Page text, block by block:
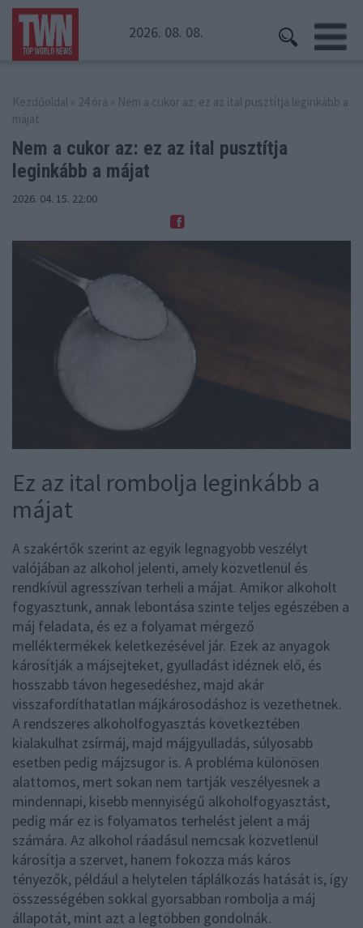
2026. 08. 08.
Kezdőoldal » 24 óra » Nem a cukor az: ez az ital pusztítja leginkább a
májat
Nem a cukor az: ez az ital pusztítja
leginkább a májat
2026. 04. 15. 22:00
Ez az ital rombolja leginkább a
májat
A szakértők szerint az egyik legnagyobb veszélyt
valójában az alkohol jelenti, amely közvetlenül és
rendkívül agresszívan terheli a májat. Amikor alkoholt
fogyasztunk, annak lebontása szinte teljes egészében a
máj feladata, és ez a folyamat mérgező
melléktermékek keletkezésével jár. Ezek az anyagok
károsítják a májsejteket, gyulladást idéznek elő, és
hosszabb távon hegesedéshez, majd akár
visszafordíthatatlan májkárosodáshoz is vezethetnek.
A rendszeres alkoholfogyasztás következtében
kialakulhat zsírmáj, majd májgyulladás, súlyosabb
esetben pedig májzsugor is. A probléma különösen
alattomos, mert sokan nem tartják veszélyesnek a
mindennapi, kisebb mennyiségű alkoholfogyasztást,
pedig már ez is folyamatos terhelést jelent a máj
számára. Az alkohol ráadásul nemcsak közvetlenül
károsítja a szervet, hanem fokozza más káros
tényezők, például a helytelen táplálkozás hatását is, így
összességében sokkal gyorsabban rombolja a máj
állapotát, mint azt a legtöbben gondolnák.